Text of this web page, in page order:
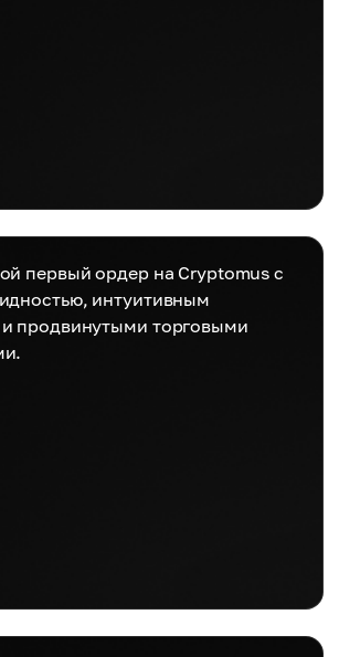
первый ордер на Cryptomus с
интуитивным
продвинутыми торговыми